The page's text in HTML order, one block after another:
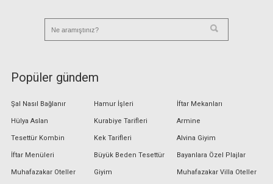
Popüler gündem
Şal Nasıl Bağlanır
Hülya Aslan
Tesettür Kombin
İftar Menüleri
Muhafazakar Oteller
Hamur İşleri
Kurabiye Tarifleri
Kek Tarifleri
Büyük Beden Tesettür
Giyim
İftar Mekanları
Armine
Alvina Giyim
Bayanlara Özel Plajlar
Muhafazakar Villa Oteller